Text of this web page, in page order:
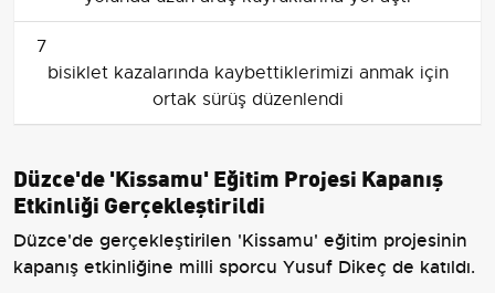
7
bisiklet kazalarında kaybettiklerimizi anmak için
ortak sürüş düzenlendi
Düzce'de 'Kissamu' Eğitim Projesi Kapanış
Etkinliği Gerçekleştirildi
Düzce'de gerçekleştirilen 'Kissamu' eğitim projesinin
kapanış etkinliğine milli sporcu Yusuf Dikeç de katıldı.